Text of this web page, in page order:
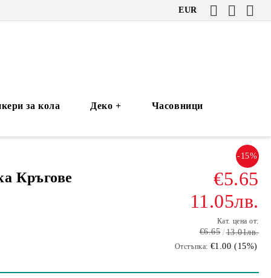
EUR
за кола Деко +
Часовници
Кръгове
-15%
€5.65
11.05лв.
Кат. цена от:
€6.65 13.01лв.
Отстъпка: €1.00 (15%)